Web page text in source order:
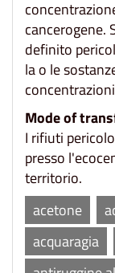
cancerogene.
definito
la o le
Mode of
I rifiuti
presso
territorio.
acetone
acquaragia